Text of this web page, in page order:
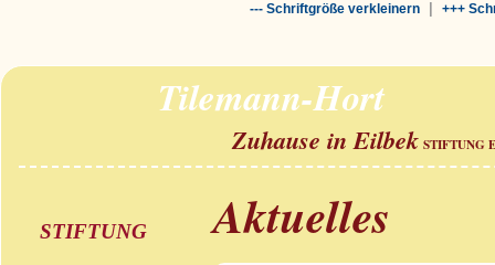
--- Schriftgröße verkleinern| +++
Tilemann-Hort
Zuhause in Eilbek STIFTUNG
STIFTUNG Aktuelles